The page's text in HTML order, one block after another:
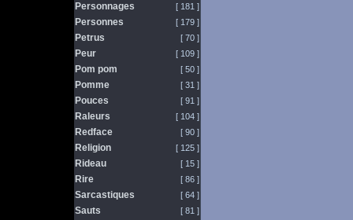
Personnages [ 181 ]
Personnes [ 179 ]
Petrus [ 70 ]
Peur [ 109 ]
Pom pom [ 50 ]
Pomme [ 31 ]
Pouces [ 91 ]
Raleurs [ 104 ]
Redface [ 90 ]
Religion [ 125 ]
Rideau [ 15 ]
Rire [ 86 ]
Sarcastiques [ 64 ]
Sauts [ 81 ]